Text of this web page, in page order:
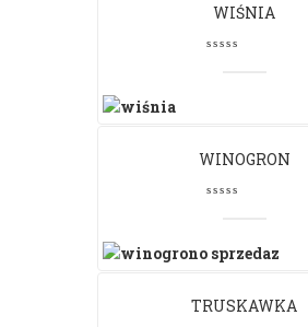
WIŚNIA
WINOGRON
TRUSKAWKA